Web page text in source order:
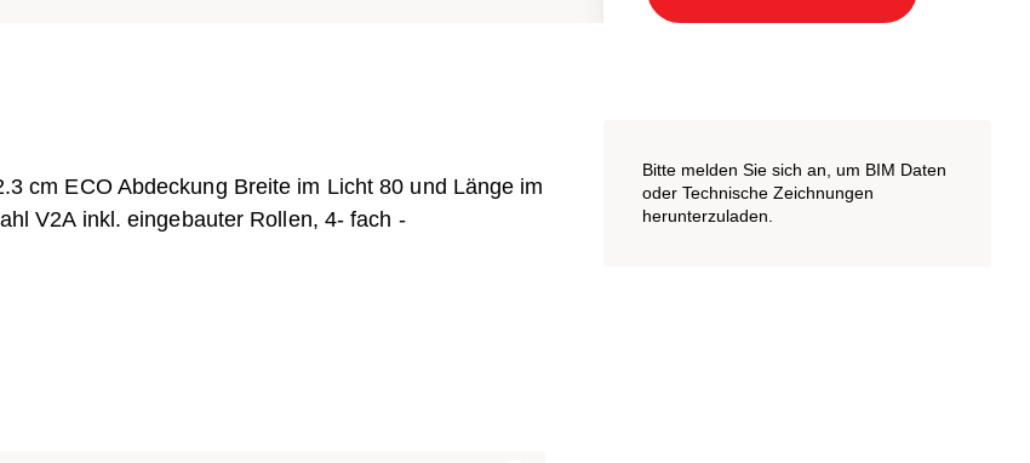
cm ECO Abdeckung Breite im Licht 80 und Länge im
V2A inkl. eingebauter Rollen, 4- fach -
Bitte melden Sie sich an, um BIM Daten
oder Technische Zeichnungen
herunterzuladen.